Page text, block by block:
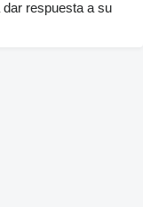
respuesta a su